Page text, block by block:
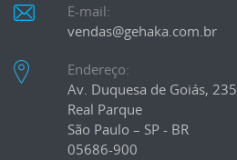
E-mail:
vendas@gehaka.com.br
Endereço:
Av. Duquesa de Goiás, 235
Real Parque
São Paulo – SP - BR
05686-900